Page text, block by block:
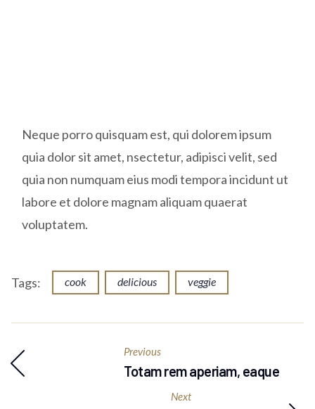
Neque porro quisquam est, qui dolorem ipsum
quia dolor sit amet, nsectetur, adipisci velit, sed
quia non numquam eius modi tempora incidunt ut
labore et dolore magnam aliquam quaerat
voluptatem.
Tags: cook delicious veggie
Previous
Totam rem aperiam, eaque
Next